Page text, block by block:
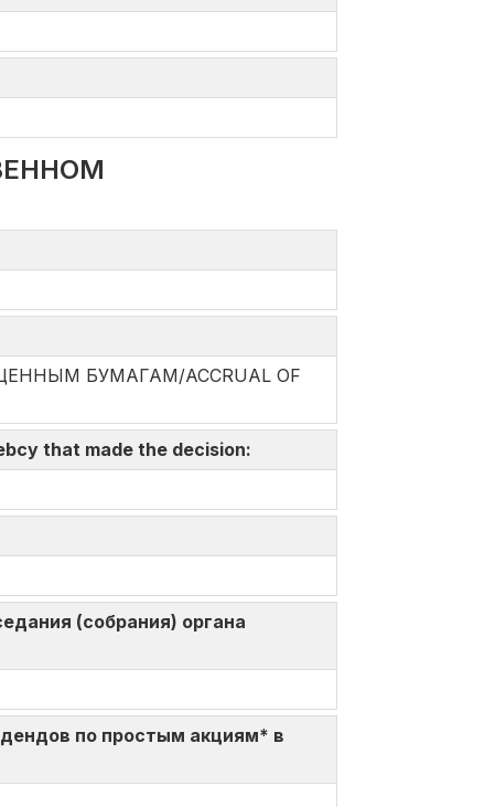
ЦЕННЫМ БУМАГАМ/ACCRUAL OF
that made the decision:
(собрания) органа
по простым акциям* в